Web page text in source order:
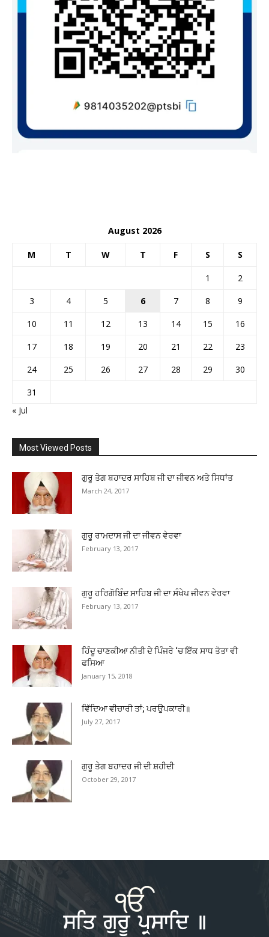
August 2026
M T W T F S S
1
2
3
4 5 6 7 8
9
10
11 12 13 14 15
16
17
18 19 20 21 22
23
24
25 26 27 28 29
30
31
« Jul
Most Viewed Posts
ਗੁਰੂ ਤੇਗ ਬਹਾਦਰ ਸਾਹਿਬ ਜੀ ਦਾ ਜੀਵਨ ਅਤੇ ਸਿਧਾਂਤ
March 24, 2017
ਗੁਰੂ ਰਾਮਦਾਸ ਜੀ ਦਾ ਜੀਵਨ ਵੇਰਵਾ
February 13, 2017
ਗੁਰੂ ਹਰਿਗੋਬਿੰਦ ਸਾਹਿਬ ਜੀ ਦਾ ਸੰਖੇਪ ਜੀਵਨ ਵੇਰਵਾ
February 13, 2017
ਹਿੰਦੂ ਚਾਣਕੀਆ ਨੀਤੀ ਦੇ ਪਿੰਜਰੇ ‘ਚ ਇੱਕ ਸਾਧ ਤੋਤਾ ਵੀ
ਫਸਿਆ
January 15, 2018
ਵਿੱਦਿਆ ਵੀਚਾਰੀ ਤਾਂ; ਪਰਉਪਕਾਰੀ॥
July 27, 2017
ਗੁਰੂ ਤੇਗ ਬਹਾਦਰ ਜੀ ਦੀ ਸ਼ਹੀਦੀ
October 29, 2017